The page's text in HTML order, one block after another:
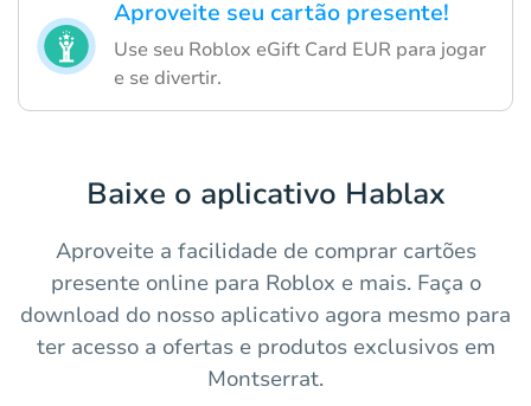
Aproveite seu cartão presente!
Use seu Roblox eGift Card EUR para jogar
e se divertir.
Baixe o aplicativo Hablax
Aproveite a facilidade de comprar cartões
presente online para Roblox e mais. Faça o
download do nosso aplicativo agora mesmo para
ter acesso a ofertas e produtos exclusivos em
Montserrat.